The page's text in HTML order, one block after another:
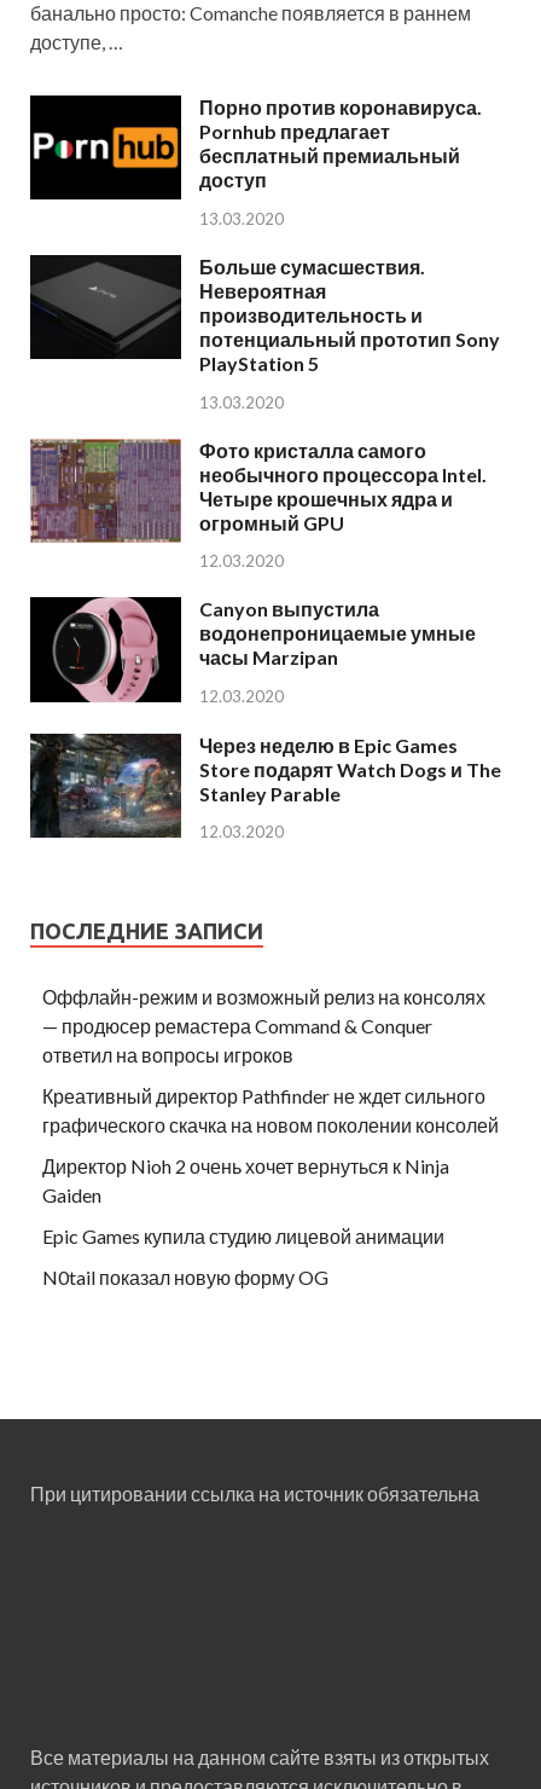
банально просто: Comanche появляется в раннем
доступе, …
Порно против коронавируса.
Pornhub предлагает
бесплатный премиальный
доступ
13.03.2020
Больше сумасшествия.
Невероятная
производительность и
потенциальный прототип Sony
PlayStation 5
13.03.2020
Фото кристалла самого
необычного процессора Intel.
Четыре крошечных ядра и
огромный GPU
12.03.2020
Canyon выпустила
водонепроницаемые умные
часы Marzipan
12.03.2020
Через неделю в Epic Games
Store подарят Watch Dogs и The
Stanley Parable
12.03.2020
ПОСЛЕДНИЕ ЗАПИСИ
Оффлайн-режим и возможный релиз на консолях
— продюсер ремастера Command & Conquer
ответил на вопросы игроков
Креативный директор Pathfinder не ждет сильного
графического скачка на новом поколении консолей
Директор Nioh 2 очень хочет вернуться к Ninja
Gaiden
Epic Games купила студию лицевой анимации
N0tail показал новую форму OG
При цитировании ссылка на источник обязательна
Все материалы на данном сайте взяты из открытых